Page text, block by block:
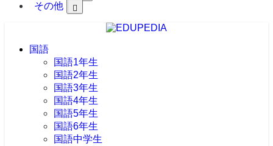
その他
国語
国語1年生
国語2年生
国語3年生
国語4年生
国語5年生
国語6年生
国語中学生